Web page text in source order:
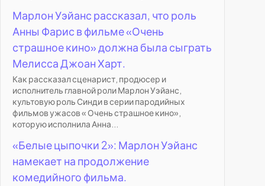
Марлон Уэйанс рассказал, что роль
Анны Фарис в фильме «Очень
страшное кино» должна была сыграть
Мелисса Джоан Харт.
Как рассказал сценарист, продюсер и
исполнитель главной роли Марлон Уэйанс,
культовую роль Синди в серии пародийных
фильмов ужасов « Очень страшное кино»,
которую исполнила Анна...
«Белые цыпочки 2»: Марлон Уэйанс
намекает на продолжение
комедийного фильма.